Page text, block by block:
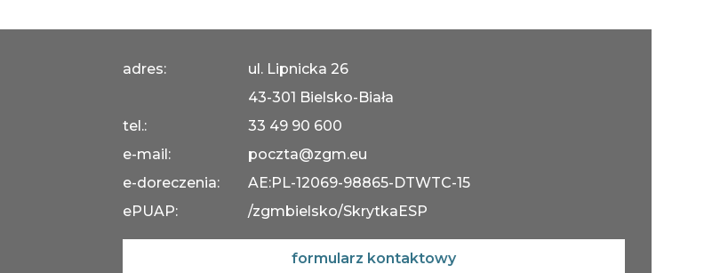
adres:
ul. Lipnicka 26
43-301 Bielsko-Biała
tel.:
33 49 90 600
e-mail:
poczta@zgm.eu
e-doreczenia:
AE:PL-12069-98865-DTWTC-15
ePUAP:
/zgmbielsko/SkrytkaESP
formularz kontaktowy